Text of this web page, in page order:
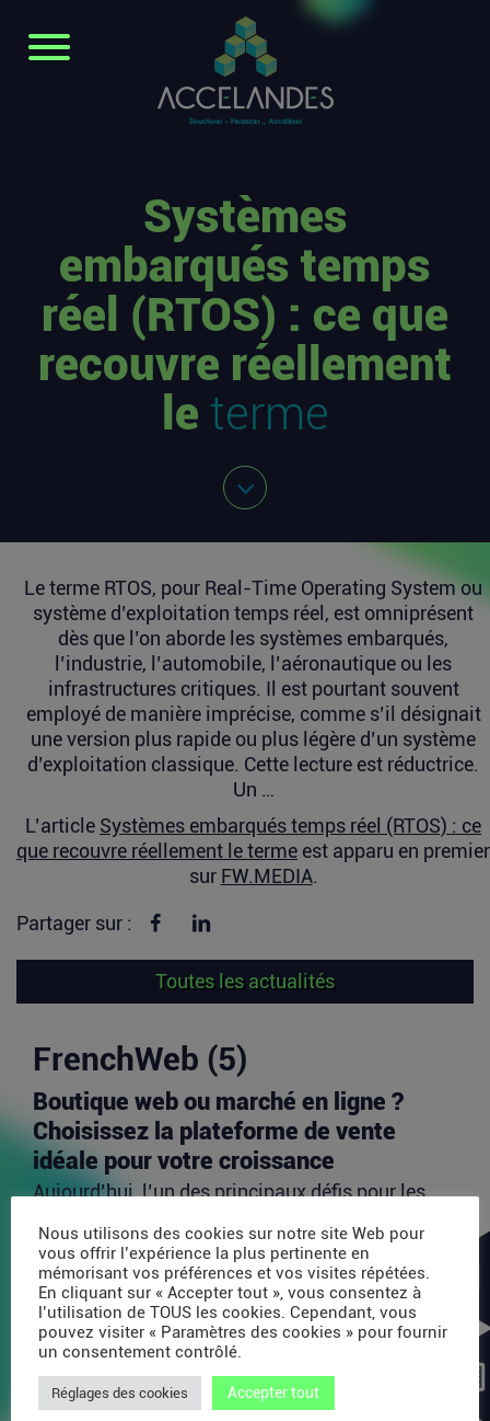
Systèmes
embarqués temps
réel (RTOS) : ce que
recouvre réellement
le terme
Le terme RTOS, pour Real-Time Operating System ou
système d’exploitation temps réel, est omniprésent
dès que l’on aborde les systèmes embarqués,
l’industrie, l’automobile, l’aéronautique ou les
infrastructures critiques. Il est pourtant souvent
employé de manière imprécise, comme s’il désignait
une version plus rapide ou plus légère d’un système
d’exploitation classique. Cette lecture est réductrice.
Un …
L’article Systèmes embarqués temps réel (RTOS) : ce
que recouvre réellement le terme est apparu en premier
sur FW.MEDIA.
Partager sur : Partager sur Facebook
Toutes les actualités
FrenchWeb (5)
Boutique web ou marché en ligne ?
Choisissez la plateforme de vente
idéale pour votre croissance
Aujourd’hui, l’un des principaux défis pour les
Lire la suite
Avec 35 millions de dollars, SAPIOM
veut devenir le contrôleur de gestion
des agents IA
Les agents IA peuvent enchaîner des dizaines
Nous utilisons des cookies sur notre site Web pour
vous offrir l’expérience la plus pertinente en
mémorisant vos préférences et vos visites répétées.
En cliquant sur « Accepter tout », vous consentez à
l’utilisation de TOUS les cookies. Cependant, vous
pouvez visiter « Paramètres des cookies » pour fournir
un consentement contrôlé.
Réglages des cookies Accepter tout